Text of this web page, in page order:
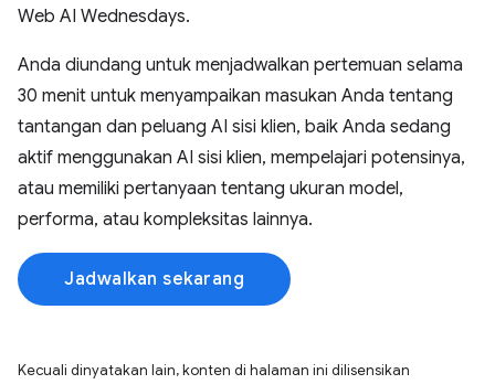
Web AI Wednesdays.
Anda diundang untuk menjadwalkan pertemuan selama
30 menit untuk menyampaikan masukan Anda tentang
tantangan dan peluang AI sisi klien, baik Anda sedang
aktif menggunakan AI sisi klien, mempelajari potensinya,
atau memiliki pertanyaan tentang ukuran model,
performa, atau kompleksitas lainnya.
Jadwalkan sekarang
Kecuali dinyatakan lain, konten di halaman ini dilisensikan